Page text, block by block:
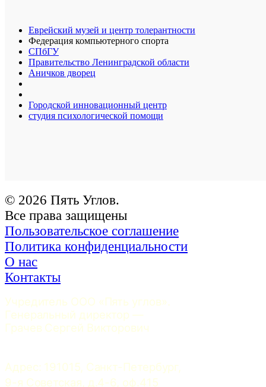
Еврейский музей и центр толерантности
Федерация компьютерного спорта
СПбГУ
Правительство Ленинградской области
Аничков дворец
Городской инновационный центр
студия психологической помощи
© 2026 Пять Углов.
Все права защищены
Пользовательское соглашение
Политика конфиденциальности
О нас
Контакты
Учредитель ООО «Пять углов».
Генеральный директор —
Грачев Сергей Викторович
Адрес: 191015, Санкт-Петербург,
9-я Советская, д.4-6, оф.415